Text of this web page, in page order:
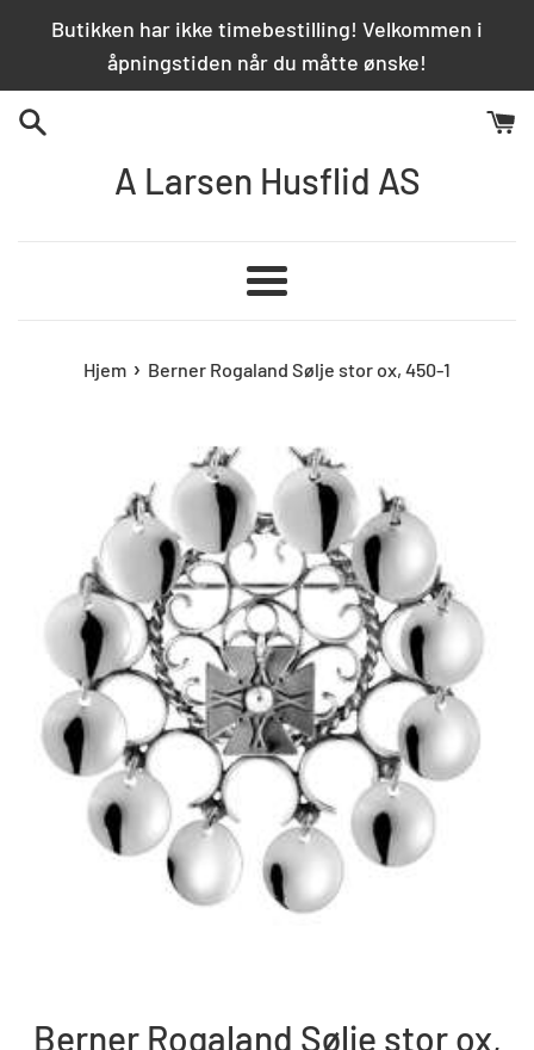
Butikken har ikke timebestilling! Velkommen i
åpningstiden når du måtte ønske!
A Larsen Husflid AS
Meny
Hjem › Berner Rogaland Sølje stor ox, 450-1
Berner Rogaland Sølje stor ox,